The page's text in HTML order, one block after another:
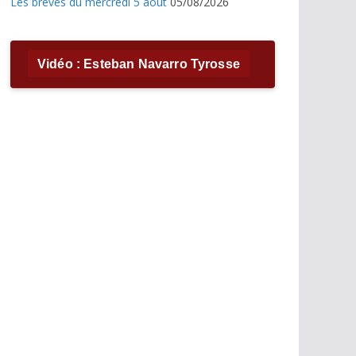
Vidéo : Esteban Navarro Tyrosse